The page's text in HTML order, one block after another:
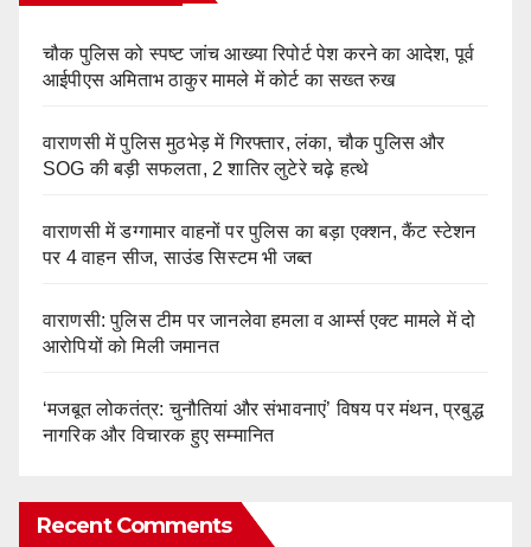
चौक पुलिस को स्पष्ट जांच आख्या रिपोर्ट पेश करने का आदेश, पूर्व
आईपीएस अमिताभ ठाकुर मामले में कोर्ट का सख्त रुख
वाराणसी में पुलिस मुठभेड़ में गिरफ्तार, लंका, चौक पुलिस और
SOG की बड़ी सफलता, 2 शातिर लुटेरे चढ़े हत्थे
वाराणसी में डग्गामार वाहनों पर पुलिस का बड़ा एक्शन, कैंट स्टेशन
पर 4 वाहन सीज, साउंड सिस्टम भी जब्त
वाराणसी: पुलिस टीम पर जानलेवा हमला व आर्म्स एक्ट मामले में दो
आरोपियों को मिली जमानत
‘मजबूत लोकतंत्र: चुनौतियां और संभावनाएं’ विषय पर मंथन, प्रबुद्ध
नागरिक और विचारक हुए सम्मानित
Recent Comments